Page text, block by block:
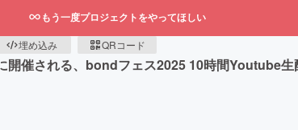
もう一度プロジェクトをやってほしい
埋め込み QRコード
催される、bondフェス2025 10時間Youtube